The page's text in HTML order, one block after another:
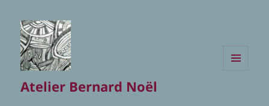
Atelier Bernard Noël